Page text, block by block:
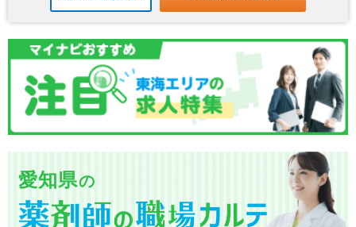
愛知県の